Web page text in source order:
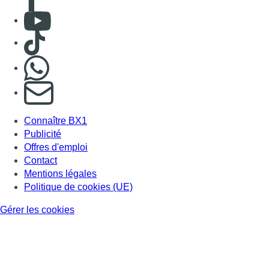
Consulter Youtube
Consulter TikTok
S'abonner à notre newsletter
Connaître BX1
Publicité
Offres d'emploi
Contact
Mentions légales
Politique de cookies (UE)
Gérer les cookies